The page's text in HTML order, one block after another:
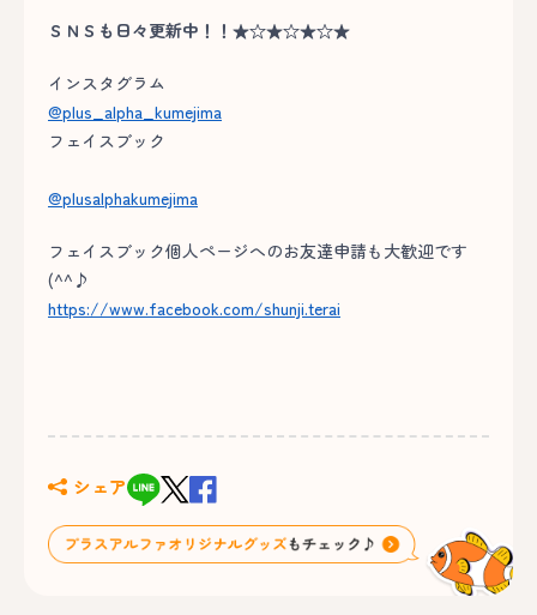
ＳＮＳも日々更新中！！★☆★☆★☆★
インスタグラム
@plus_alpha_kumejima
フェイスブック
@plusalphakumejima
フェイスブック個人ページへのお友達申請も大歓迎です
(^^♪
https://www.facebook.com/shunji.terai
シェア